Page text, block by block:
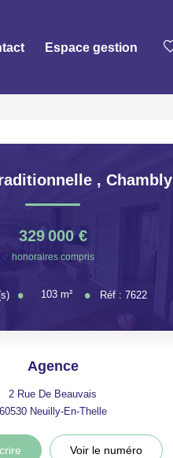
Espace gestion
,Chambly
329 000 €
honoraires compris
103m² Réf :7622
Agence
2 Rue De Beauvais
60530 Neuilly-En-Thelle
Voir le numéro